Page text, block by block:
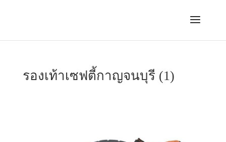
รองเท้าเซฟตี้กาญจนบุรี (1)